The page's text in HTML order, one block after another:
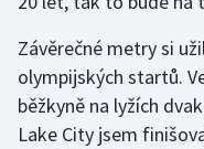
Moderní pětiboj
Motorsport
Závěrečné metry si
olympijských startů.
běžkyně na lyžích
Lake City jsem